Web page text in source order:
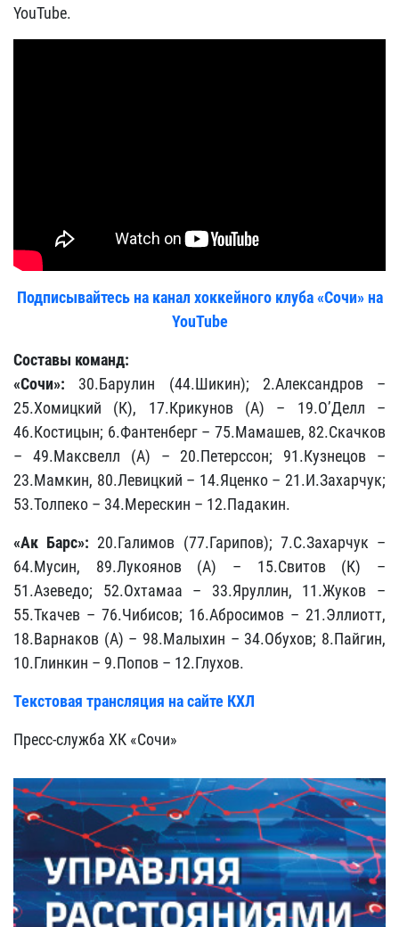
YouTube.
Подписывайтесь на канал хоккейного клуба «Сочи» на
YouTube
Составы команд:
«Сочи»: 30.Барулин (44.Шикин); 2.Александров –
25.Хомицкий (К), 17.Крикунов (А) – 19.О’Делл –
46.Костицын; 6.Фантенберг – 75.Мамашев, 82.Скачков
– 49.Максвелл (А) – 20.Петерссон; 91.Кузнецов –
23.Мамкин, 80.Левицкий – 14.Яценко – 21.И.Захарчук;
53.Толпеко – 34.Мерескин – 12.Падакин.
«Ак Барс»: 20.Галимов (77.Гарипов); 7.С.Захарчук –
64.Мусин, 89.Лукоянов (А) – 15.Свитов (К) –
51.Азеведо; 52.Охтамаа – 33.Яруллин, 11.Жуков –
55.Ткачев – 76.Чибисов; 16.Абросимов – 21.Эллиотт,
18.Варнаков (А) – 98.Малыхин – 34.Обухов; 8.Пайгин,
10.Глинкин – 9.Попов – 12.Глухов.
Текстовая трансляция на сайте КХЛ
Пресс-служба ХК «Сочи»